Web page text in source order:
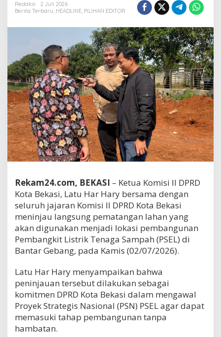
Redaksi
2 Juli 2026
Berita Terbaru, HEADLINE, PILIHAN EDITOR
Rekam24.com, BEKASI – Ketua Komisi II DPRD
Kota Bekasi, Latu Har Hary bersama dengan
seluruh jajaran Komisi II DPRD Kota Bekasi
meninjau langsung pematangan lahan yang
akan digunakan menjadi lokasi pembangunan
Pembangkit Listrik Tenaga Sampah (PSEL) di
Bantar Gebang, pada Kamis (02/07/2026).
Latu Har Hary menyampaikan bahwa
peninjauan tersebut dilakukan sebagai
komitmen DPRD Kota Bekasi dalam mengawal
Proyek Strategis Nasional (PSN) PSEL agar dapat
memasuki tahap pembangunan tanpa
hambatan.